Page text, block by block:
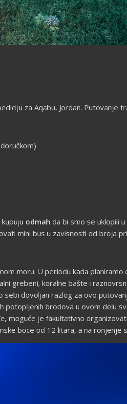
za Aqabu, Jordan.
odmah da bi smo se uklopili
mini bus u zavisnosti od broja
moru. U periodu kada
grebeni, koralne bašte i
dovoljan razlog za ovo
potopljenih brodova u ovom delu
moguće je fakultativno
boce od 12 litara, a na ronjenje